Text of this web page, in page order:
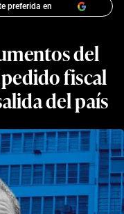
preferida en
del
fiscal
del país